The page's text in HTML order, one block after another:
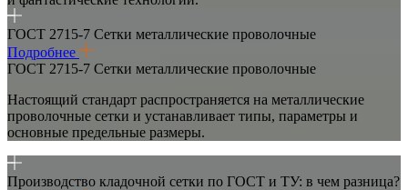
ГОСТ 2715-7 Сетки металлические проволочные
Подробнее
ГОСТ 2715-7 Сетки металлические проволочные
Настоящий стандарт распространяется на металлические
проволочные сетки и устанавливает типы, параметры и
основные предельные размеры.
Производство кладочной сетки по ГОСТ и ТУ: в чем разница?